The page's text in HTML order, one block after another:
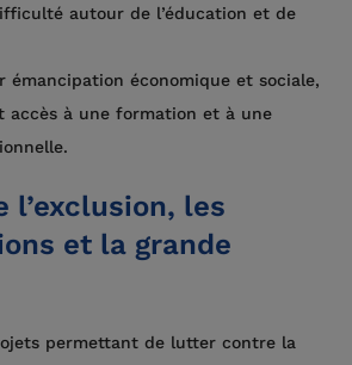
autour de l’éducation et de
émancipation économique et sociale,
accès à une formation et à une
l’exclusion, les
et la grande
permettant de lutter contre la